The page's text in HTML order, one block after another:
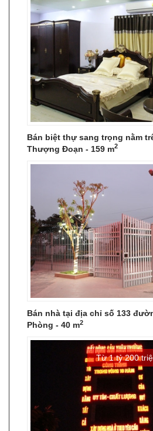
Bán biệt thự sang trọng nằm
Thượng Đoạn - 159 m2
Bán nhà tại địa chỉ số 133
Phòng - 40 m2
Từ 1 tỷ 200